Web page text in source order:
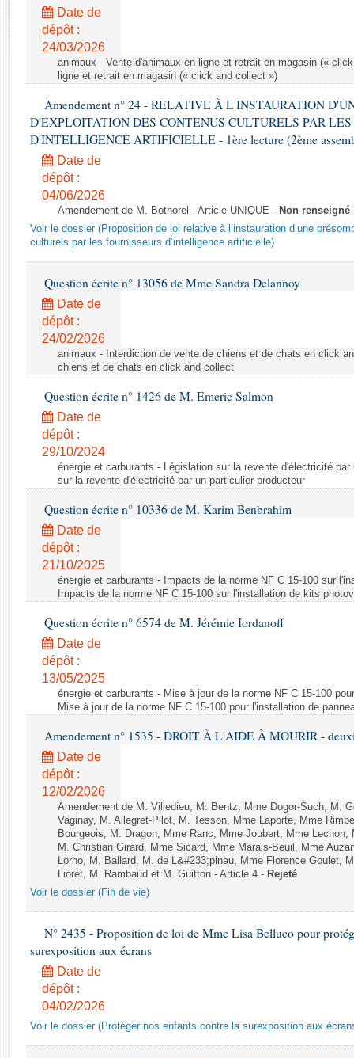
Rapports législatifs
Rapports sur l'application des lois
Baromètre de l’application des lois
Dossiers législatifs
Budget et sécurité sociale
Questions écrites et orales
Comptes rendus des débats
Date de
dépôt :
24/03/2026
animaux - Vente d'animaux en ligne et retrait en magasin («
ligne et retrait en magasin (« click and collect »)
Amendement n° 24 - RELATIVE À L'INSTAURATION
D'EXPLOITATION DES CONTENUS CULTURELS PAR LES
D'INTELLIGENCE ARTIFICIELLE - 1ère lecture (2ème
Date de
dépôt :
04/06/2026
Amendement de M. Bothorel - Article UNIQUE - Non renseigné
Voir le dossier (Proposition de loi relative à l’instauration d’une
culturels par les fournisseurs d’intelligence artificielle)
Question écrite n° 13056 de Mme Sandra Delannoy
Date de
dépôt :
24/02/2026
animaux - Interdiction de vente de chiens et de chats en click
chiens et de chats en click and collect
Question écrite n° 1426 de M. Emeric Salmon
Date de
dépôt :
29/10/2024
énergie et carburants - Législation sur la revente d'électricité
sur la revente d'électricité par un particulier producteur
Question écrite n° 10336 de M. Karim Benbrahim
Date de
dépôt :
21/10/2025
énergie et carburants - Impacts de la norme NF C 15-100 sur
Impacts de la norme NF C 15-100 sur l'installation de kits
Question écrite n° 6574 de M. Jérémie Iordanoff
Date de
dépôt :
13/05/2025
énergie et carburants - Mise à jour de la norme NF C 15-100
Mise à jour de la norme NF C 15-100 pour l'installation de
Amendement n° 1535 - DROIT À L'AIDE À MOURIR -
Date de
dépôt :
12/02/2026
Amendement de M. Villedieu, M. Bentz, Mme Dogor-Such, M.
Vaginay, M. Allegret-Pilot, M. Tesson, Mme Laporte, Mme
Bourgeois, M. Dragon, Mme Ranc, Mme Joubert, Mme
M. Christian Girard, Mme Sicard, Mme Marais-Beuil, Mme
Lorho, M. Ballard, M. de L&#233;pinau, Mme Florence Goulet,
Lioret, M. Rambaud et M. Guitton - Article 4 - Rejeté
Voir le dossier (Fin de vie)
N° 2435 - Proposition de loi de Mme Lisa Belluco pour
surexposition aux écrans
Date de
dépôt :
04/02/2026
Voir le dossier (Protéger nos enfants contre la surexposition aux